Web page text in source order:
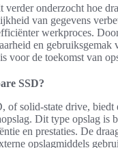
verder onderzocht hoe
van gegevens
werkproces.
en gebruiksgemak
voor de toekomst van
SSD?
of solid-state drive, biedt
Dit type opslag is
en prestaties. De
opslagmiddels